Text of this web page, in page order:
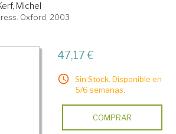
Michel
Oxford, 2003
47,17 €
Sin Stock. Disponible en
5/6 semanas.
COMPRAR